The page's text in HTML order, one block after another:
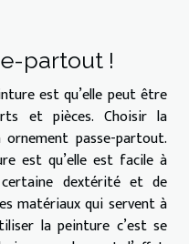
partout !
est qu’elle peut être
et pièces. Choisir la
passe-partout.
est qu’elle est facile à
dextérité et de
matériaux qui servent à
la peinture c’est se